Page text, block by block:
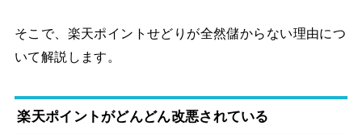
そこで、楽天ポイントせどりが全然儲からない理由につ
いて解説します。
楽天ポイントがどんどん改悪されている